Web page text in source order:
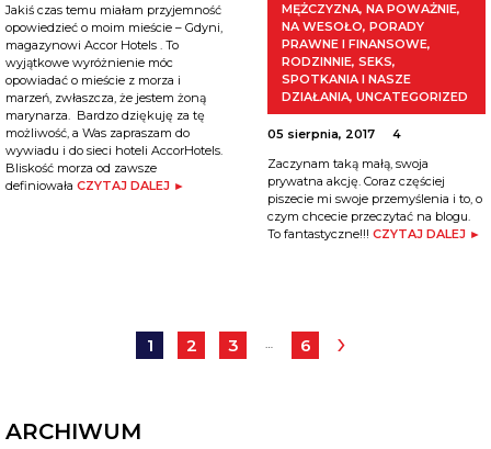
Jakiś czas temu miałam przyjemność
opowiedzieć o moim mieście – Gdyni,
magazynowi Accor Hotels . To
wyjątkowe wyróżnienie móc
opowiadać o mieście z morza i
marzeń, zwłaszcza, że jestem żoną
marynarza. Bardzo dziękuję za tę
możliwość, a Was zapraszam do
wywiadu i do sieci hoteli AccorHotels.
Bliskość morza od zawsze
definiowała CZYTAJ DALEJ ►
MĘŻCZYZNA, NA POWAŻNIE,
NA WESOŁO, PORADY
PRAWNE I FINANSOWE,
RODZINNIE, SEKS,
SPOTKANIA I NASZE
DZIAŁANIA, UNCATEGORIZED
05 sierpnia, 2017
4
Zaczynam taką małą, swoja
prywatna akcję. Coraz częściej
piszecie mi swoje przemyślenia i to, o
czym chcecie przeczytać na blogu.
To fantastyczne!!! CZYTAJ DALEJ ►
1 2 3 … 6 ›
ARCHIWUM